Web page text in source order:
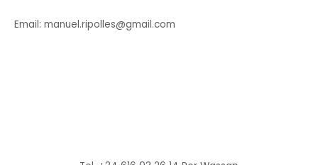
Email: manuel.ripolles@gmail.com